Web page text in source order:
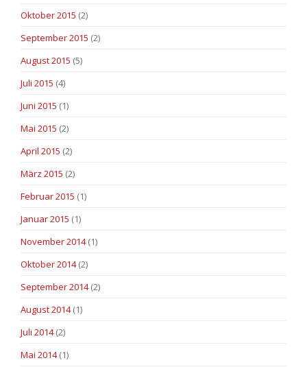
Oktober 2015 (2)
September 2015 (2)
August 2015 (5)
Juli 2015 (4)
Juni 2015 (1)
Mai 2015 (2)
April 2015 (2)
März 2015 (2)
Februar 2015 (1)
Januar 2015 (1)
November 2014(1)
Oktober 2014(2)
September 2014(2)
August 2014(1)
Juli 2014(2)
Mai 2014(1)